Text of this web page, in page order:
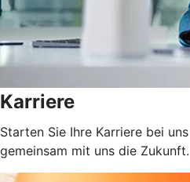
Karriere
Starten Sie Ihre Karriere bei
gemeinsam mit uns die Zukunft.